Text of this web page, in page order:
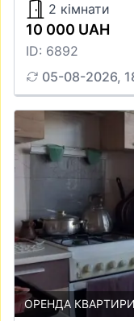
2 кімнати
10 000 UAH
ID: 6892
05-08-2026,
ОРЕНДА КВАРТИРИ